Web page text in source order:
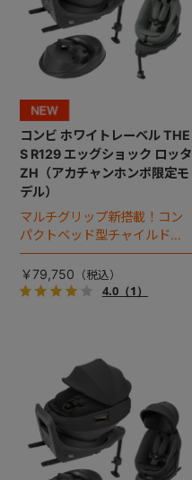
コンビ ホワイトレーベル THE
S R129 エッグショック ロッタ
ZH（アカチャンホンポ限定モ
デル）
マルチグリップ新搭載！コン
パクトベッド型チャイルドシ
ート（2026年モデル）。
￥79,750
4.0（1）